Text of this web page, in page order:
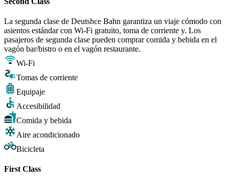
La segunda clase de Deutshce Bahn garantiza un viaje cómodo con
asientos estándar con Wi-Fi gratuito, toma de corriente y. Los
pasajeros de segunda clase pueden comprar comida y bebida en el
vagón bar/bistro o en el vagón restaurante.
Wi-Fi
Tomas de corriente
Equipaje
Accesibilidad
Comida y bebida
Aire acondicionado
Bicicleta
First Class